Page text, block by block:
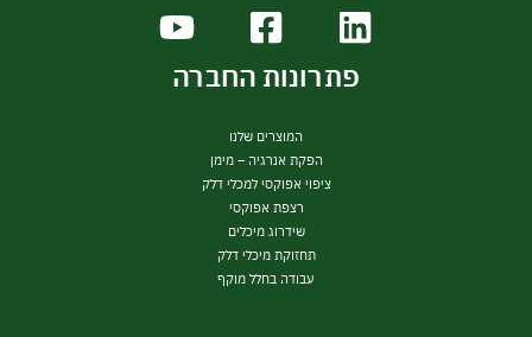
פתרונות החברה
המוצרים שלנו
הפקת אנרגיה – מימן
ציפוי אפוקסי למכלי דלק
רצפת אפוקסי
שידרוג מיכלים
תחזוקת מיכלי דלק
עבודה בחלל מוקף